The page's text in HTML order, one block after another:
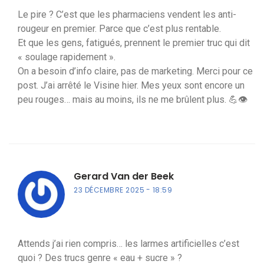
Le pire ? C’est que les pharmaciens vendent les anti-
rougeur en premier. Parce que c’est plus rentable.
Et que les gens, fatigués, prennent le premier truc qui dit
« soulage rapidement ».
On a besoin d’info claire, pas de marketing. Merci pour ce
post. J’ai arrêté le Visine hier. Mes yeux sont encore un
peu rouges… mais au moins, ils ne me brûlent plus. 💪👁️
Gerard Van der Beek
23 DÉCEMBRE 2025 18:59
Attends j’ai rien compris… les larmes artificielles c’est
quoi ? Des trucs genre « eau + sucre » ?